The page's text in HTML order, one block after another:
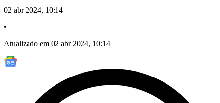
02 abr 2024, 10:14
•
Atualizado em 02 abr 2024, 10:14